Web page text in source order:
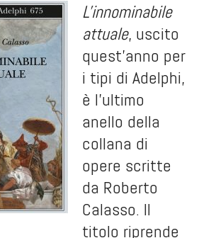
L'innominabile
attuale, uscito
quest’anno per
i tipi di Adelphi,
è l'ultimo
anello della
collana di
opere scritte
da Roberto
Calasso. Il
titolo riprende